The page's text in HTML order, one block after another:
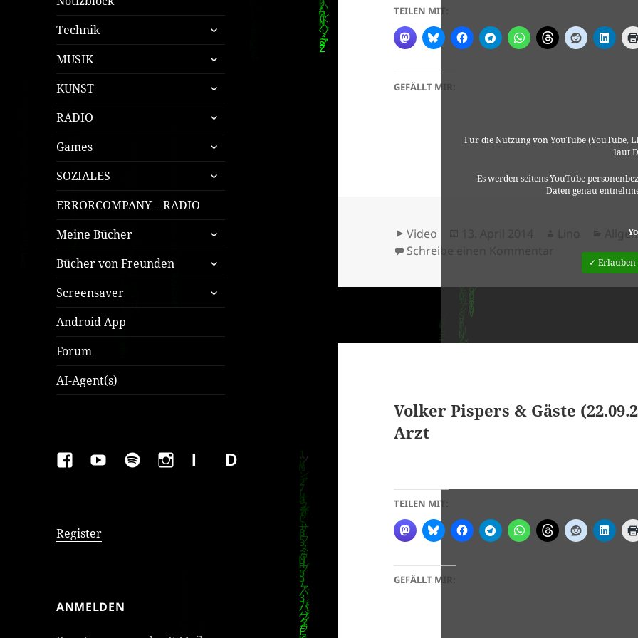
Technik
untermenü
öffnen
MUSIK
untermenü
öffnen
KUNST
untermenü
öffnen
RADIO
untermenü
öffnen
Games
untermenü
öffnen
SOZIALES
untermenü
öffnen
ERRORCOMPANY – RADIO
Meine Bücher
untermenü
öffnen
Bücher von Freunden
untermenü
öffnen
Screensaver
untermenü
öffnen
Android App
Forum
AI-Agent(s)
FAKEBOOK
YOUTUBESPOTIFYINSTAGRAM
IMPRESSUMDatenschutzerklärung
Register
ANMELDEN
Für die Nutzung von YouTube (YouTube,
laut
Es werden seitens YouTube
Daten genau
✓ Erlauben
TEILEN MIT:
GEFÄLLT MIR:
Format
Video
Schreibe einen Kommentar
zu Warten auf
Volker Pispers & Gäste
Arzt
TEILEN MIT:
GEFÄLLT MIR: